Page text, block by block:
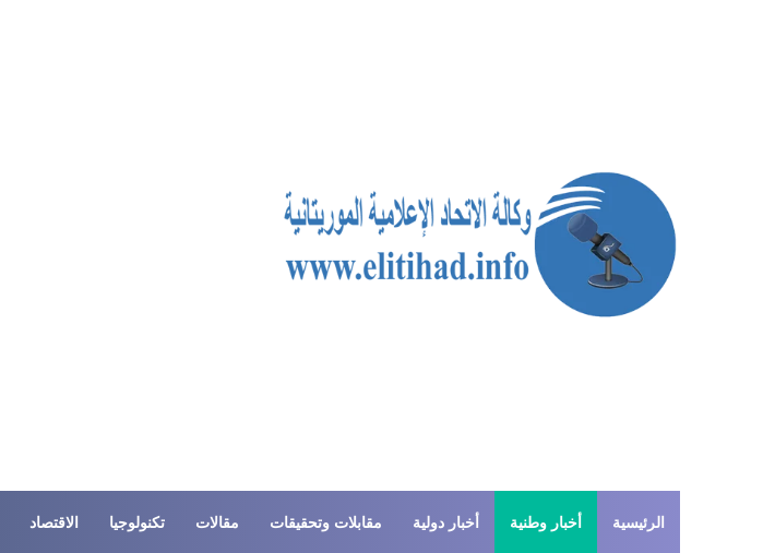
الرئيسية أخبار وطنية أخبار دولية مقابلات وتحقيقات مقالات تكنولوجيا الاقتصاد